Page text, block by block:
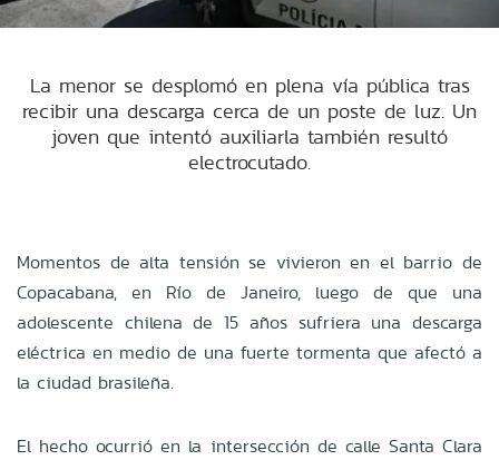
La menor se desplomó en plena vía pública tras
recibir una descarga cerca de un poste de luz. Un
joven que intentó auxiliarla también resultó
electrocutado.
Momentos de alta tensión se vivieron en el barrio de
Copacabana, en Río de Janeiro, luego de que una
adolescente chilena de 15 años sufriera una descarga
eléctrica en medio de una fuerte tormenta que afectó a
la ciudad brasileña.
El hecho ocurrió en la intersección de calle Santa Clara